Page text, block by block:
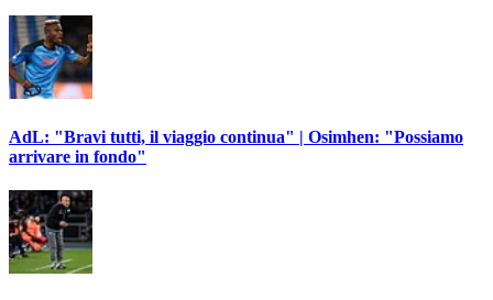
AdL: "Bravi tutti, il viaggio continua" | Osimhen: "Possiamo
arrivare in fondo"